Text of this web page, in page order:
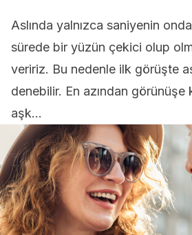
Aslında yalnızca saniyenin
sürede bir yüzün çekici olup
veririz. Bu nedenle ilk görüşte
denebilir. En azından görünüşe
aşk…